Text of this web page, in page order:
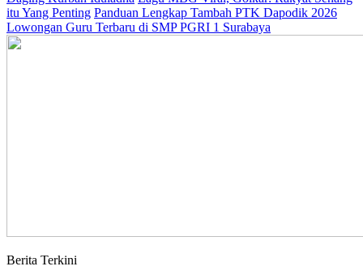
itu Yang Penting Panduan Lengkap Tambah PTK Dapodik 2026
Lowongan Guru Terbaru di SMP PGRI 1 Surabaya
Berita Terkini